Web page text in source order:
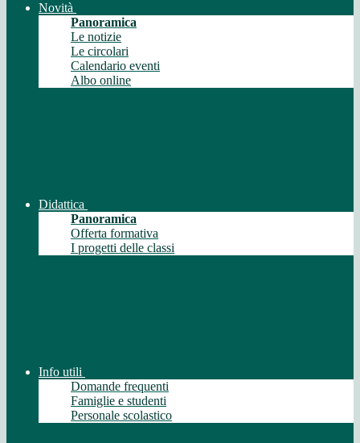
Novità
Panoramica
Le notizie
Le circolari
Calendario eventi
Albo online
Didattica
Panoramica
Offerta formativa
I progetti delle classi
Info utili
Domande frequenti
Famiglie e studenti
Personale scolastico